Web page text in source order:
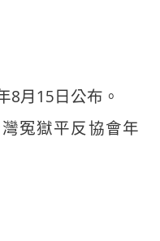
8月15日公布。
冤獄平反協會年